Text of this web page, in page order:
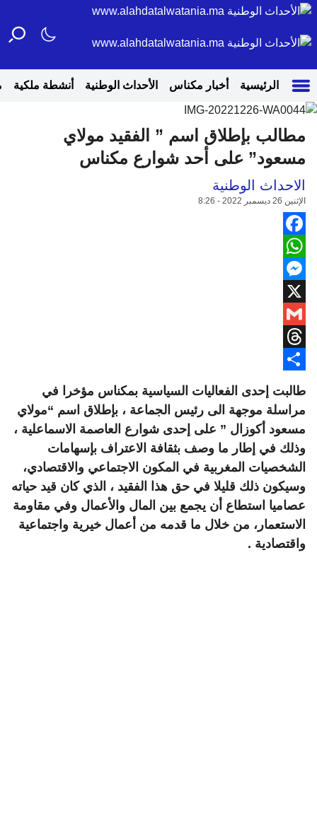
الرئيسية أخبار مكناس الأحداث الوطنية أنشطة ملكية
مطالب بإطلاق اسم ” الفقيد مولاي
مسعود” على أحد شوارع مكناس
الاحداث الوطنية
الإثنين 26 ديسمبر 2022 - 8:26
Facebook
WhatsApp
Messenger
X
Gmail
Threads
Share
طالبت إحدى الفعاليات السياسية بمكناس مؤخرا في
مراسلة موجهة الى رئيس الجماعة ، بإطلاق اسم “مولاي
مسعود أكوزال ” على إحدى شوارع العاصمة الاسماعلية ،
وذلك في إطار ما وصف بثقافة الاعتراف بإسهامات
الشخصيات المغربية في المكون الاجتماعي والاقتصادي،
وسيكون ذلك قليلا في حق هذا الفقيد ، الذي كان قيد حياته
عصاميا استطاع أن يجمع بين المال والأعمال وفي مقاومة
الاستعمار، من خلال ما قدمه من أعمال خيرية واجتماعية
واقتصادية .